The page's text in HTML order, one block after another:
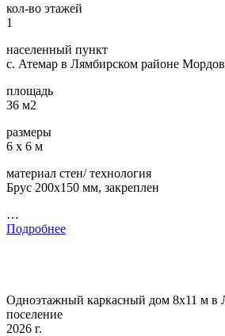
кол-во этажей
1
населенный пункт
с. Атемар в Лямбирском районе
площадь
36 м2
размеры
6 х 6 м
материал стен/ технология
Брус 200х150 мм, закреплен
…
Подробнее
Одноэтажный каркасный дом 8х11 м в
поселение
2026 г.